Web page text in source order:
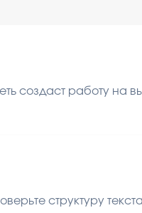
создаст работу на
структуру